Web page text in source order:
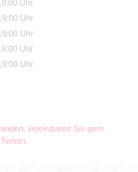
Uhr
Uhr
Uhr
Uhr
Uhr
vereinbaren Sie gern